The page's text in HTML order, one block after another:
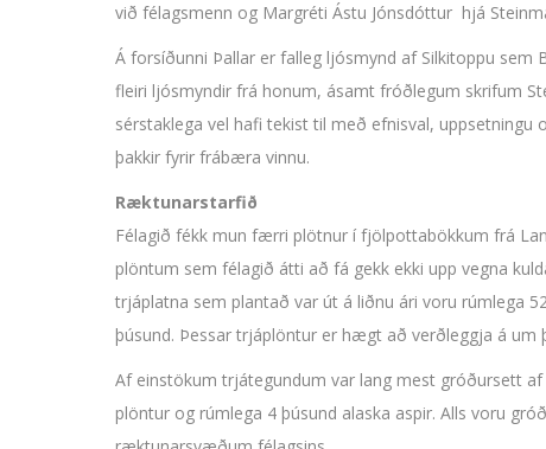
við félagsmenn og Margréti Ástu Jónsdóttur hjá
Á forsíðunni Þallar er falleg ljósmynd af Silkitoppu
fleiri ljósmyndir frá honum, ásamt fróðlegum skrifum
sérstaklega vel hafi tekist til með efnisval,
þakkir fyrir frábæra vinnu.
Ræktunarstarfið
Félagið fékk mun færri plötnur í fjölpottabökkum frá
plöntum sem félagið átti að fá gekk ekki upp vegna
trjáplatna sem plantað var út á liðnu ári voru rúmlega
þúsund. Þessar trjáplöntur er hægt að verðleggja á um
Af einstökum trjátegundum var lang mest gróðursett
plöntur og rúmlega 4 þúsund alaska aspir. Alls voru